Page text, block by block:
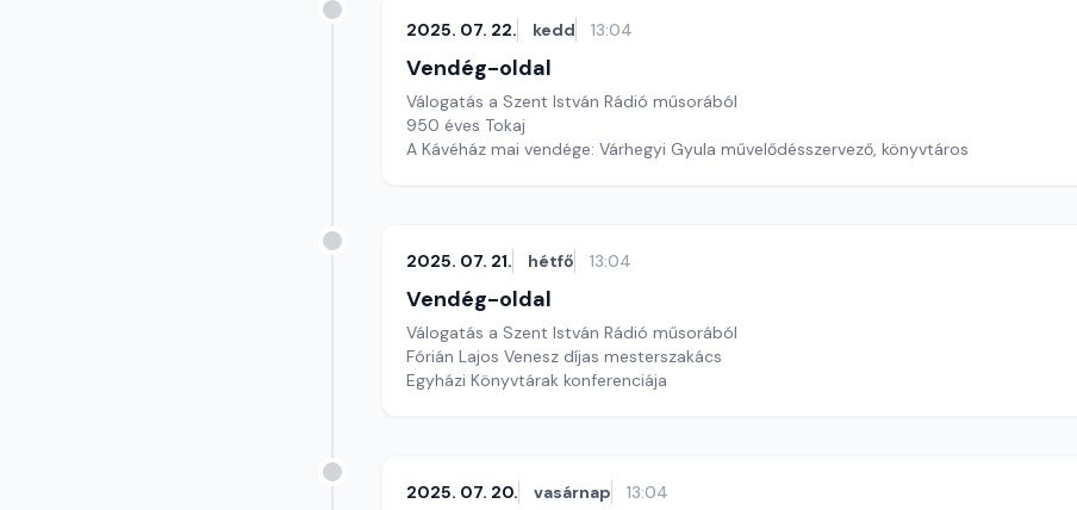
2025. 07. 22. kedd 13:04
Vendég-oldal
Válogatás a Szent István Rádió műsorából
950 éves Tokaj
A Kávéház mai vendége: Várhegyi Gyula művelődésszervező, könyvtáros
2025. 07. 21. hétfő 13:04
Vendég-oldal
Válogatás a Szent István Rádió műsorából
Fórián Lajos Venesz díjas mesterszakács
Egyházi Könyvtárak konferenciája
2025. 07. 20. vasárnap 13:04